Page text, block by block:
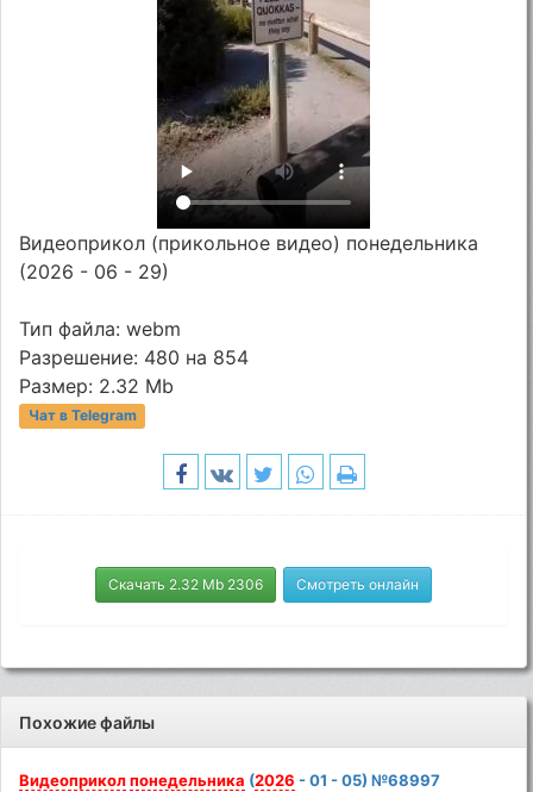
Видеоприкол (прикольное видео) понедельника
(2026 - 06 - 29)
Тип файла: webm
Разрешение: 480 на 854
Размер: 2.32 Mb
Чат в Telegram
Скачать 2.32 Mb 2306 Смотреть онлайн
Похожие файлы
Видеоприкол понедельника (2026 - 01 - 05) №68997